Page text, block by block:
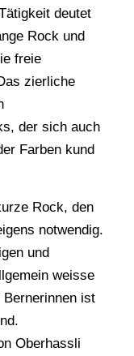
deutet
Rock und
freie
zierliche
der sich auch
Farben kund
Rock, den
notwendig.
und
weisse
ist
Oberhassli